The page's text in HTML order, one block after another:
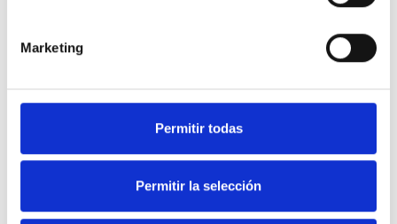
Marketing
Permitir todas
Permitir la selección
EasyLed 10 AX 250V 1 módulo
USB 1 módulo blanco